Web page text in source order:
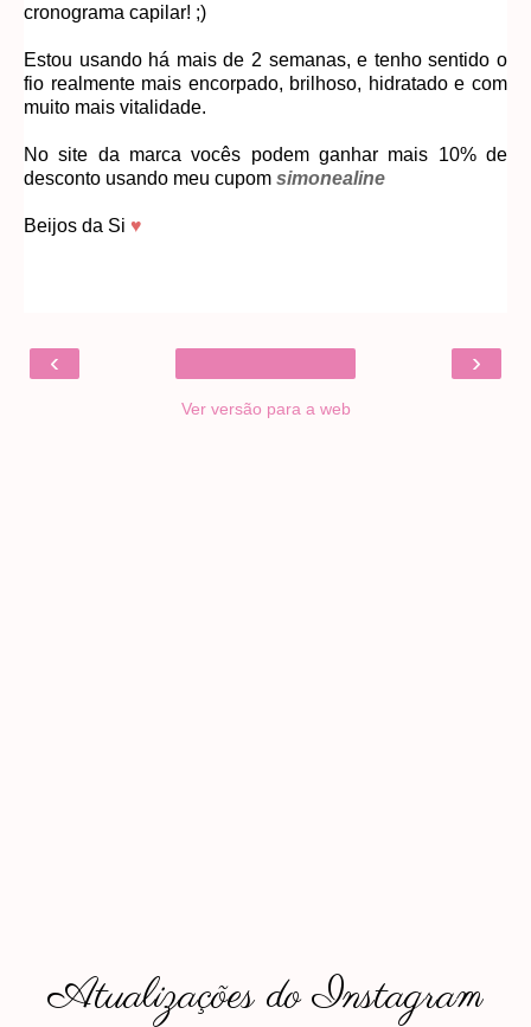
cronograma capilar! ;)
Estou usando há mais de 2 semanas, e tenho sentido o
fio realmente mais encorpado, brilhoso, hidratado e com
muito mais vitalidade.
No site da marca vocês podem ganhar mais 10% de
desconto usando meu cupom simonealine
Beijos da Si ♥
‹ ›
Ver versão para a web
Atualizações do Instagram